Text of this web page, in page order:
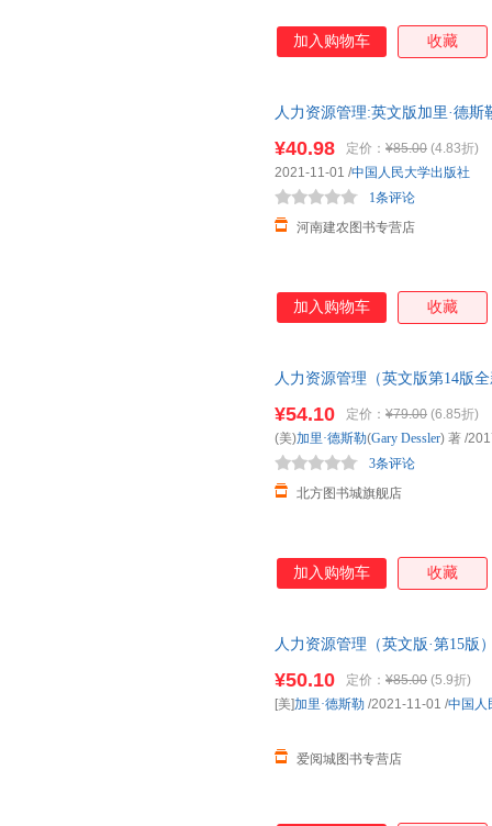
加入购物车 收藏
人力资源管理:英文版加里·德斯
¥40.98 定价： ¥85.00 (4.83折)
河南建农图书专营店
1条评论
2021-11-01 /中国人民大学出版社
加入购物车 收藏
人力资源管理（英文版第14版
85%城市次日送达！
¥54.10 定价： ¥79.00 (6.85折)
北方图书城旗舰店
3条评论
(美)加里·德斯勒(Gary Dessler) 著 /
加入购物车 收藏
人力资源管理（英文版·第15版
近发货，85%城市次日达，团
¥50.10 定价： ¥85.00 (5.9折)
爱阅城图书专营店
[美]加里·德斯勒 /2021-11-01 /中国人